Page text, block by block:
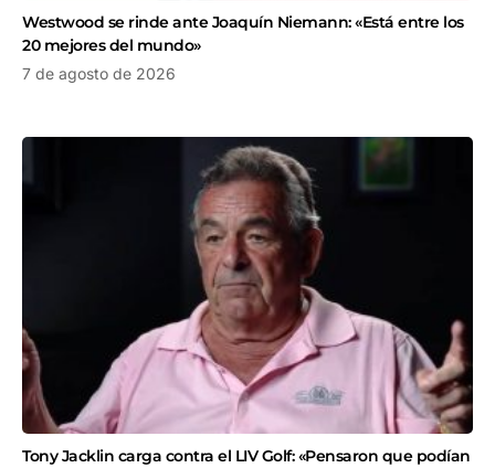
Westwood se rinde ante Joaquín Niemann: «Está entre los
20 mejores del mundo»
7 de agosto de 2026
Tony Jacklin carga contra el LIV Golf: «Pensaron que podían